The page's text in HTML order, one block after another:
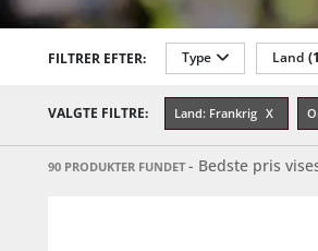
FILTRER EFTER: Type Land
Restflasker
VALGTE FILTRE: Land: Frankrig
90 PRODUKTER FUNDET - Bedste pris